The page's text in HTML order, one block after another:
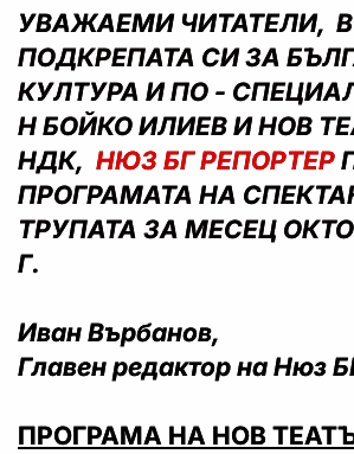
УВАЖАЕМИ ЧИТАТЕЛИ,
ПОДКРЕПАТА СИ ЗА
КУЛТУРА И ПО -
Н БОЙКО ИЛИЕВ И НОВ
НДК, НЮЗ БГ РЕПОРТЕР
ПРОГРАМАТА НА
ТРУПАТА ЗА МЕСЕЦ
Г.
Иван Върбанов,
Главен редактор на Нюз
ПРОГРАМА НА НОВ